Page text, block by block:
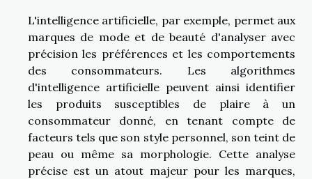
L'intelligence artificielle, par exemple, permet aux
marques de mode et de beauté d'analyser avec
précision les préférences et les comportements
des consommateurs. Les algorithmes
d'intelligence artificielle peuvent ainsi identifier
les produits susceptibles de plaire à un
consommateur donné, en tenant compte de
facteurs tels que son style personnel, son teint de
peau ou même sa morphologie. Cette analyse
précise est un atout majeur pour les marques,